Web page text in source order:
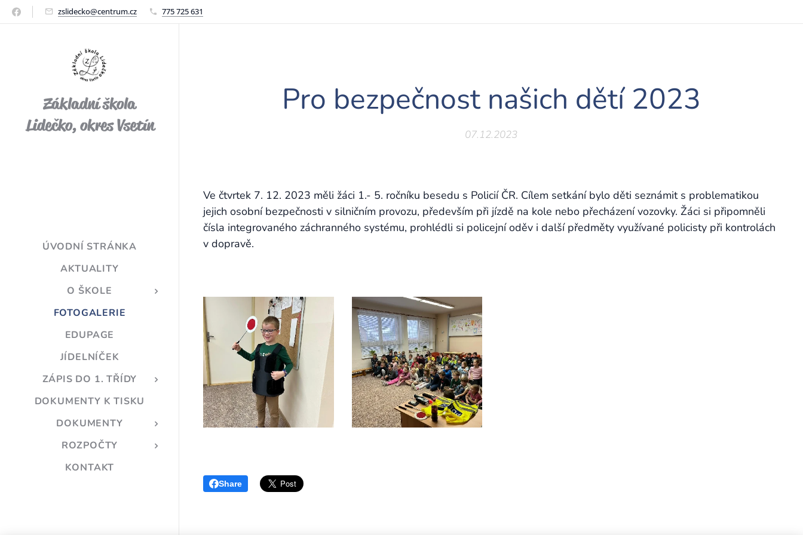
zslidecko@centrum.cz 775 725 631
Základní škola
Lidečko, okres Vsetín
ÚVODNÍ STRÁNKA
AKTUALITY
O ŠKOLE
FOTOGALERIE
EDUPAGE
JÍDELNÍČEK
ZÁPIS DO 1. TŘÍDY
DOKUMENTY K TISKU
DOKUMENTY
ROZPOČTY
KONTAKT
Pro bezpečnost našich dětí 2023
07.12.2023
Ve čtvrtek 7. 12. 2023 měli žáci 1.- 5. ročníku besedu s Policií ČR. Cílem setkání bylo děti seznámit s problematikou
jejich osobní bezpečnosti v silničním provozu, především při jízdě na kole nebo přecházení vozovky. Žáci si připomněli
čísla integrovaného záchranného systému, prohlédli si policejní oděv i další předměty využívané policisty při kontrolách
v dopravě.
Share